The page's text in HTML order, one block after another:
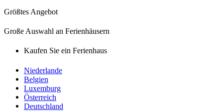
Größtes Angebot
Große Auswahl an Ferienhäusern
Kaufen Sie ein Ferienhaus
Niederlande
Belgien
Luxemburg
Österreich
Deutschland